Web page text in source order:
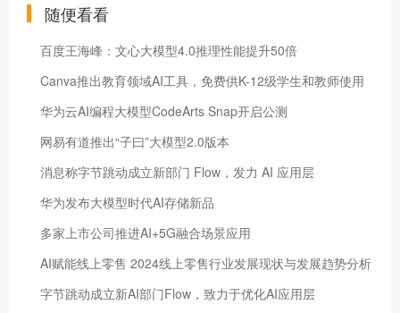
随便看看
百度王海峰：文心大模型4.0推理性能提升50倍
Canva推出教育领域AI工具，免费供K-12级学生和教师使用
华为云AI编程大模型CodeArts Snap开启公测
网易有道推出“子曰”大模型2.0版本
消息称字节跳动成立新部门 Flow，发力 AI 应用层
华为发布大模型时代AI存储新品
多家上市公司推进AI+5G融合场景应用
AI赋能线上零售 2024线上零售行业发展现状与发展趋势分析
字节跳动成立新AI部门Flow，致力于优化AI应用层